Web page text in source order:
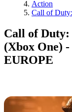
Action
Call of
Call of
(Xbox One)
EUROPE